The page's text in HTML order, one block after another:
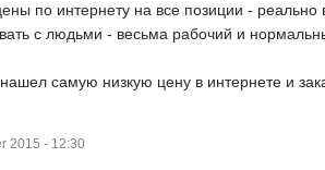
по интернету на все позиции -
с людьми - весьма рабочий и
самую низкую цену в интернете и
2015 - 12:30